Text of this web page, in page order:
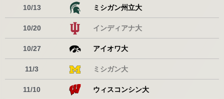
10/13 ミシガン州立大
10/20 インディアナ大
10/27 アイオワ大
11/3 ミシガン大
11/10 ウィスコンシン大